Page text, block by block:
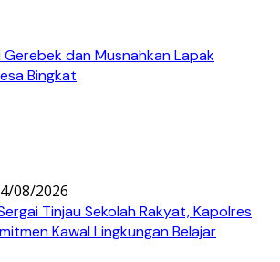
Gerebek dan Musnahkan Lapak
Bingkat
08/2026
Tinjau Sekolah Rakyat, Kapolres
Kawal Lingkungan Belajar